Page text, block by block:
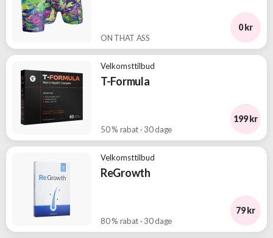
ON THAT ASS
0 kr
Velkomsttilbud
T-Formula
50 % rabat · 30 dage
199 kr
Velkomsttilbud
ReGrowth
80 % rabat · 30 dage
79 kr